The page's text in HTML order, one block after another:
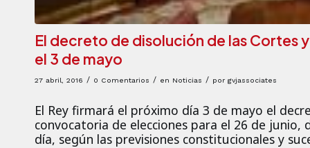
El decreto de disolución de las Cortes
el 3 de mayo
27 abril, 2016 / 0 Comentarios / en Noticias / por gvjassociates
El Rey firmará el próximo día 3 de mayo el
convocatoria de elecciones para el 26 de
día, según las previsiones constitucionales y